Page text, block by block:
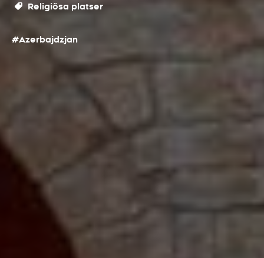
Religiösa platser
#Azerbajdzjan